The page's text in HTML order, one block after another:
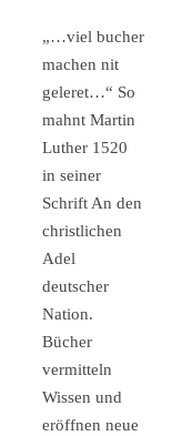
„…viel bucher
machen nit
geleret…“ So
mahnt Martin
Luther 1520
in seiner
Schrift An den
christlichen
Adel
deutscher
Nation.
Bücher
vermitteln
Wissen und
eröffnen neue